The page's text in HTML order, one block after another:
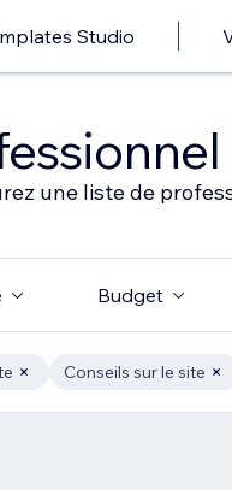
Studio
une liste de
Budget
Conseils sur le site